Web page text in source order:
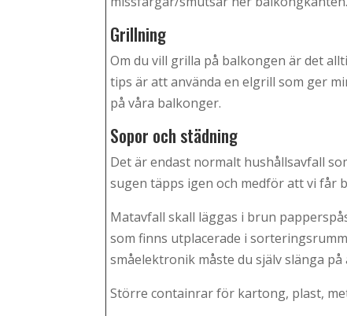
Grillning
Om du vill grilla på balkongen är det
tips är att använda en elgrill som ger
på våra balkonger.
Sopor och städning
Det är endast normalt hushållsavfall
sugen täpps igen och medför att vi får
Matavfall skall läggas i brun
som finns utplacerade i
småelektronik måste du själv slänga
Större containrar för kartong, plast,